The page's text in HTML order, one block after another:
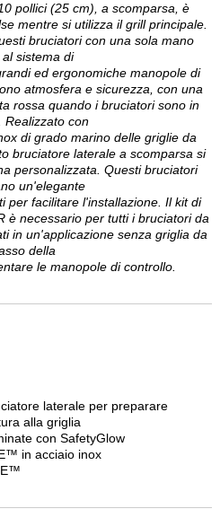
pollici (25 cm), a scomparsa, è
mentre si utilizza il grill principale.
bruciatori con una sola mano
sistema di
ed ergonomiche manopole di
atmosfera e sicurezza, con una
rossa quando i bruciatori sono in
Realizzato con
di grado marino delle griglie da
bruciatore laterale a scomparsa si
personalizzata. Questi bruciatori
un'elegante
per facilitare l'installazione. Il kit di
è necessario per tutti i bruciatori da
in un'applicazione senza griglia da
della
le manopole di controllo.
laterale per preparare
alla griglia
con SafetyGlow
in acciaio inox